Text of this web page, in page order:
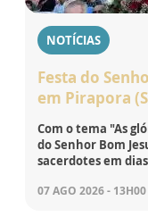
NOTÍCIAS
Festa do
em Pirapora
Com o tema "As
do Senhor Bom
sacerdotes em
07 AGO 2026 - 13H00